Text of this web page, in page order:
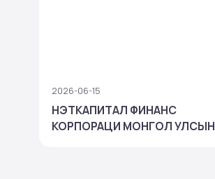
2026-06-15
НЭТКАПИТАЛ ФИНАНС
КОРПОРАЦИ МОНГОЛ УЛСЫН